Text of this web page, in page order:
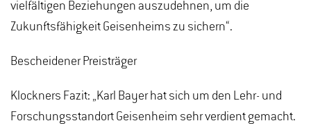
vielfältigen Beziehungen auszudehnen, um die
Zukunftsfähigkeit Geisenheims zu sichern“.
Bescheidener Preisträger
Klockners Fazit: „Karl Bayer hat sich um den Lehr- und
Forschungsstandort Geisenheim sehr verdient gemacht.